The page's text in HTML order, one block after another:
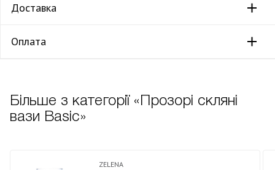
Доставка
Оплата
Більше з категорії «Прозорі скляні
вази Basic»
ZELENA